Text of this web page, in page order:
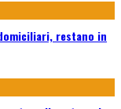
restano in